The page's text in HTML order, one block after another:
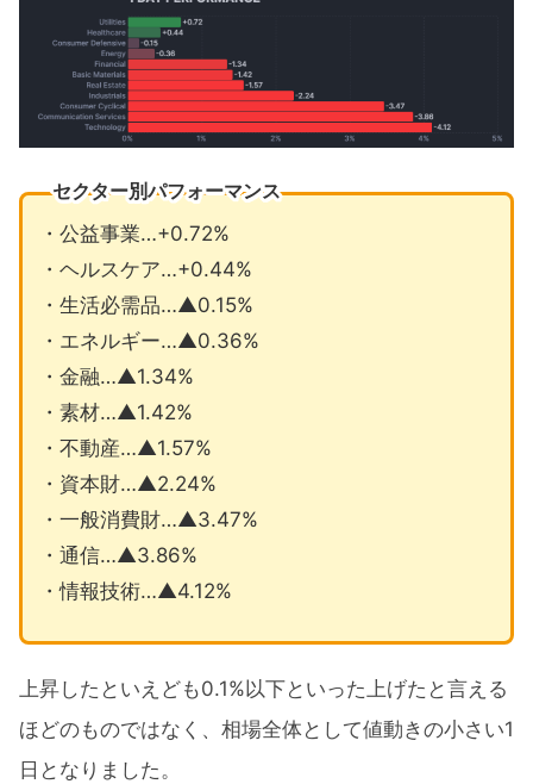
セクター別パフォーマンス
・公益事業…+0.72%
・ヘルスケア…+0.44%
・生活必需品…▲0.15%
・エネルギー…▲0.36%
・金融…▲1.34%
・素材…▲1.42%
・不動産…▲1.57%
・資本財…▲2.24%
・一般消費財…▲3.47%
・通信…▲3.86%
・情報技術…▲4.12%
上昇したといえども0.1%以下といった上げたと言える
ほどのものではなく、相場全体として値動きの小さい1
日となりました。